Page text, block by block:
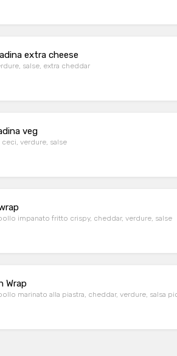
extra cheese
salse, extra cheddar
veg
ceci, verdure, salse
impanato fritto crispy, cheddar, verdure, salse
Wrap
marinato alla piastra, cheddar, verdure, salsa